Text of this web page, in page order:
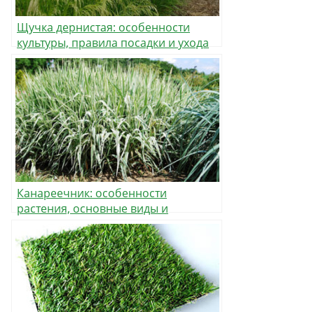
Щучка дернистая: особенности
культуры, правила посадки и ухода
Канареечник: особенности
растения, основные виды и
использование